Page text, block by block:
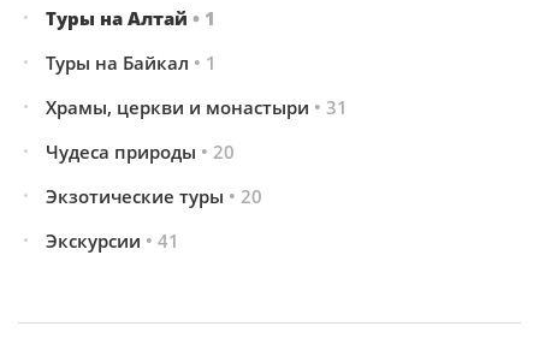
Туры на Алтай • 1
Туры на Байкал • 1
Храмы, церкви и монастыри • 31
Чудеса природы • 20
Экзотические туры • 20
Экскурсии • 41